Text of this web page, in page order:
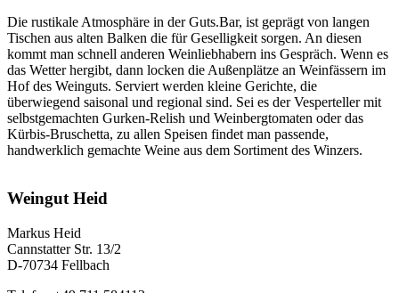
Die rustikale Atmosphäre in der Guts.Bar, ist geprägt von langen
Tischen aus alten Balken die für Geselligkeit sorgen. An diesen
kommt man schnell anderen Weinliebhabern ins Gespräch. Wenn es
das Wetter hergibt, dann locken die Außenplätze an Weinfässern im
Hof des Weinguts. Serviert werden kleine Gerichte, die
überwiegend saisonal und regional sind. Sei es der Vesperteller mit
selbstgemachten Gurken-Relish und Weinbergtomaten oder das
Kürbis-Bruschetta, zu allen Speisen findet man passende,
handwerklich gemachte Weine aus dem Sortiment des Winzers.
Weingut Heid
Markus Heid
Cannstatter Str. 13/2
D-70734 Fellbach